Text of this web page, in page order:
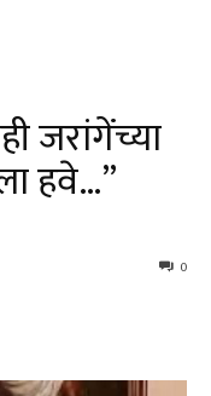
जरांगेंच्या
हवे…”
0